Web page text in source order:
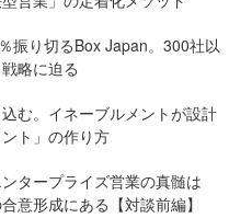
振り切るBox Japan。300社以
略に迫る
む。イネーブルメントが設計
ト」の作り方
タープライズ営業の真髄は
意形成にある【対談前編】